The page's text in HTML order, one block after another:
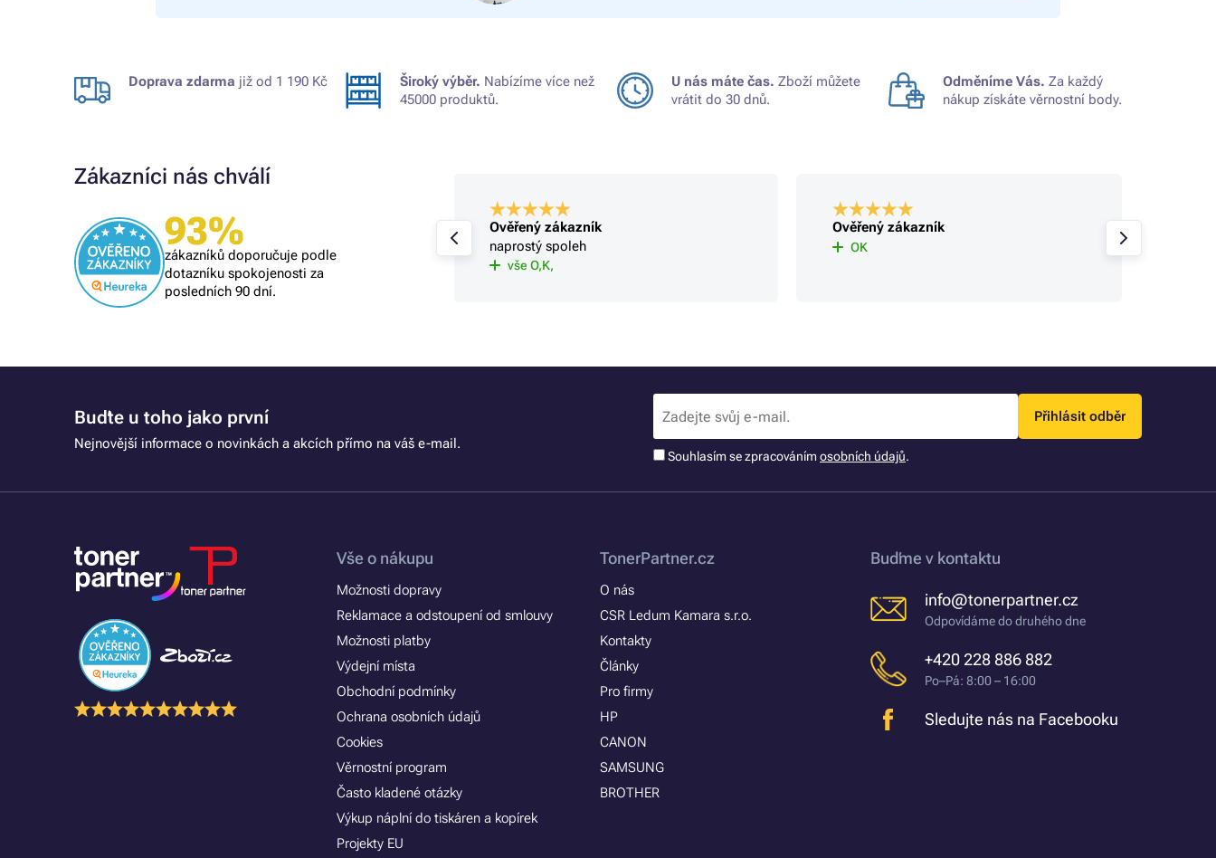
Doprava zdarma již od 1 190 Kč Široký výběr. Nabízíme více než
45000 produktů.
U nás máte čas. Zboží můžete
vrátit do 30 dnů.
Odměníme Vás. Za každý
nákup získáte věrnostní body.
Zákazníci nás chválí
93%
zákazníků doporučuje podle
dotazníku spokojenosti za
posledních 90 dní.
Ověřený zákazník
Profi.
Ověřený zákazník
naprostý spoleh
vše O,K,
Ověřený zákazník
OK
Buďte u toho jako první
Nejnovější informace o novinkách a akcích přímo na váš e-mail.
Přihlásit odběr
Souhlasím se zpracovánímosobních údajů.
Vše o nákupu
Možnosti dopravy
Reklamace a odstoupení od smlouvy
Možnosti platby
Výdejní místa
Obchodní podmínky
Ochrana osobních údajů
Cookies
Věrnostní program
Často kladené otázky
Výkup náplní do tiskáren a kopírek
Projekty EU
TonerPartner.cz
O nás
CSR Ledum Kamara s.r.o.
Kontakty
Články
Pro firmy
HP
CANON
SAMSUNG
BROTHER
Buďme v kontaktu
info@tonerpartner.cz
Odpovídáme do druhého dne
+420 228 886 882
Po–Pá: 8:00 – 16:00
Sledujte nás na Facebooku